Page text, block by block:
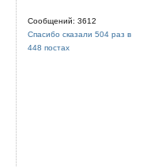
Сообщений: 3612
Спасибо сказали 504 раз в
448 постах